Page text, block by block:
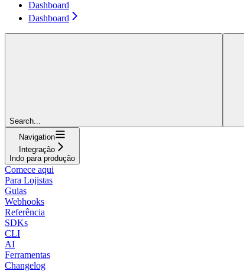
Dashboard
Dashboard
Search...
Navigation
Integração
Indo para produção
Comece aqui
Para Lojistas
Guias
Webhooks
Referência
SDKs
CLI
AI
Ferramentas
Changelog